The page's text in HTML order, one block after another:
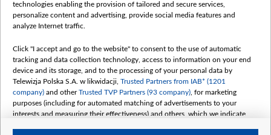
Новини
Докладно
Погляд
Цікаво
Slawa.tv
Про нас
Контакти
technologies enabling the provision of tailored and secure services,
personalize content and advertising, provide social media features and
analyze Internet traffic.
Click "I accept and go to the website" to consent to the use of automatic
tracking and data collection technology, access to information on your end
device and its storage, and to the processing of your personal data by
Telewizja Polska S.A. w likwidacji, Trusted Partners from IAB* (1201
company) and otherTrusted TVP Partners (93 company) , for marketing
purposes (including for automated matching of advertisements to your
interests and measuring their effectiveness) and others, which we indicate